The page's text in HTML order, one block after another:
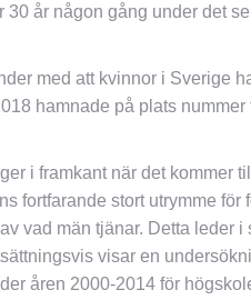
30 år någon gång under det
med att kvinnor i Sverige
hamnade på plats
i framkant när det kommer
fortfarande stort utrymme
vad män tjänar. Detta leder
visar en
åren 2000-2014 för